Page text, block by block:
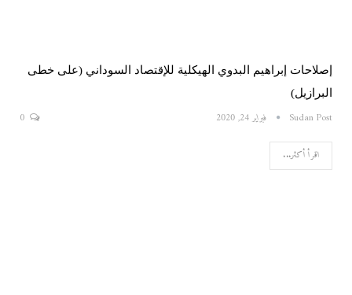
إصلاحات إبراهيم البدوي الهيكلية للإقتصاد السوداني (على خطى
البرازيل)
Sudan Post فبراير 24, 2020
اقرأ أكثر...